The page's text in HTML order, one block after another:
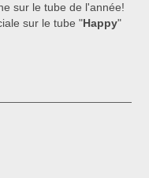
sur le tube de l'année!
sur le tube "Happy"